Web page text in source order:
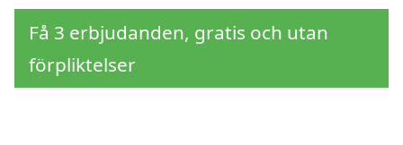
Få 3 erbjudanden, gratis och utan
förpliktelser